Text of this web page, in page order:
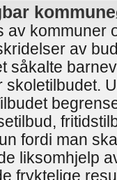
av kommuner
av
såkalte
skoletilbudet.
fordi man
liksomhjelp
fryktelige